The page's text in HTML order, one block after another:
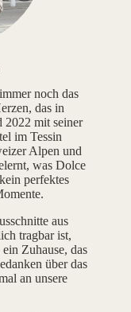
noch das
das in
2022 mit seiner
im Tessin
Alpen und
was Dolce
perfektes
aus
tragbar ist,
Zuhause, das
über das
an unsere